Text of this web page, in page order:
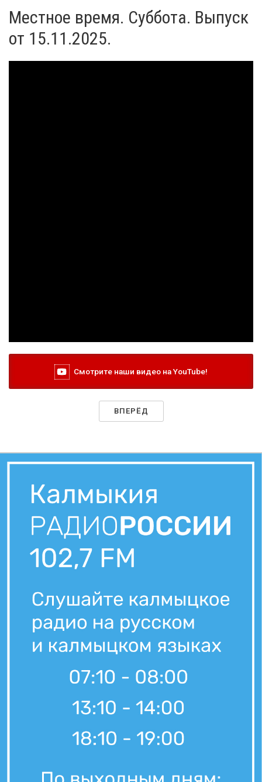
Местное время. Суббота. Выпуск
от 15.11.2025.
Смотрите наши видео на YouTube!
ВПЕРЁД